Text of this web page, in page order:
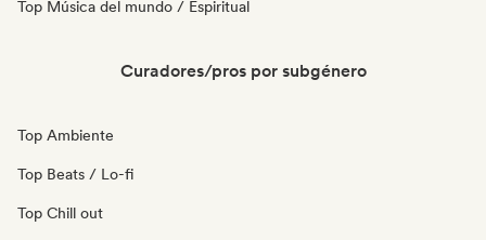
Top Música del mundo / Espiritual
Curadores/pros por subgénero
Top Ambiente
Top Beats / Lo-fi
Top Chill out